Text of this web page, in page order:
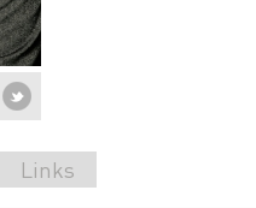
Links